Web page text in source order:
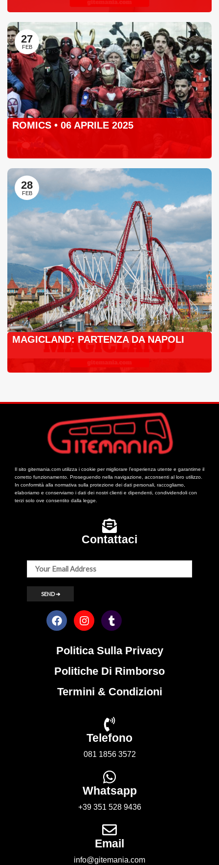
27
FEB
ROMICS • 06 APRILE 2025
28
FEB
MAGICLAND: PARTENZA DA NAPOLI
Il sito gitemania.com utilizza i cookie per migliorare l’esperienza utente e garantirne il
corretto funzionamento. Proseguendo nella navigazione, acconsenti al loro utilizzo.
In conformità alla normativa sulla protezione dei dati personali, raccogliamo,
elaboriamo e conserviamo i dati dei nostri clienti e dipendenti, condividendoli con
terzi solo ove consentito dalla legge.
Contattaci
Politica Sulla Privacy
Politiche Di Rimborso
Termini & Condizioni
Telefono
081 1856 3572
Whatsapp
+39 351 528 9436
Email
info@gitemania.com